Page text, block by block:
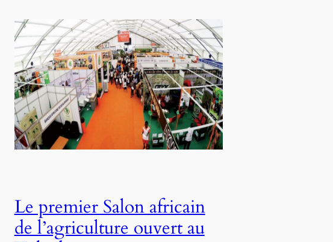
Le premier Salon africain
de l’agriculture ouvert au